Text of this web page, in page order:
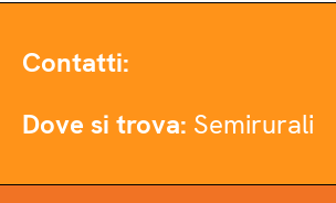
Contatti:
Dove si trova: Semirurali